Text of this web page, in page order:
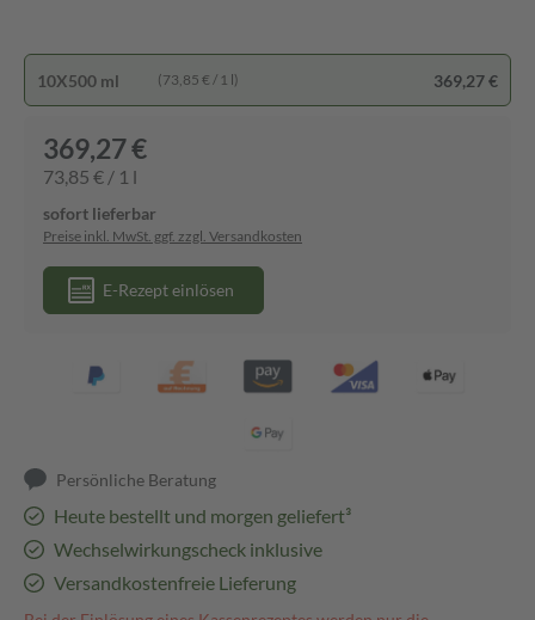
10X500 ml (73,85 € / 1 l) 369,27 €
369,27 €
73,85 € / 1 l
sofort lieferbar
Preise inkl. MwSt. ggf. zzgl. Versandkosten
E-Rezept einlösen
Persönliche Beratung
Heute bestellt und morgen geliefert³
Wechselwirkungscheck inklusive
Versandkostenfreie Lieferung